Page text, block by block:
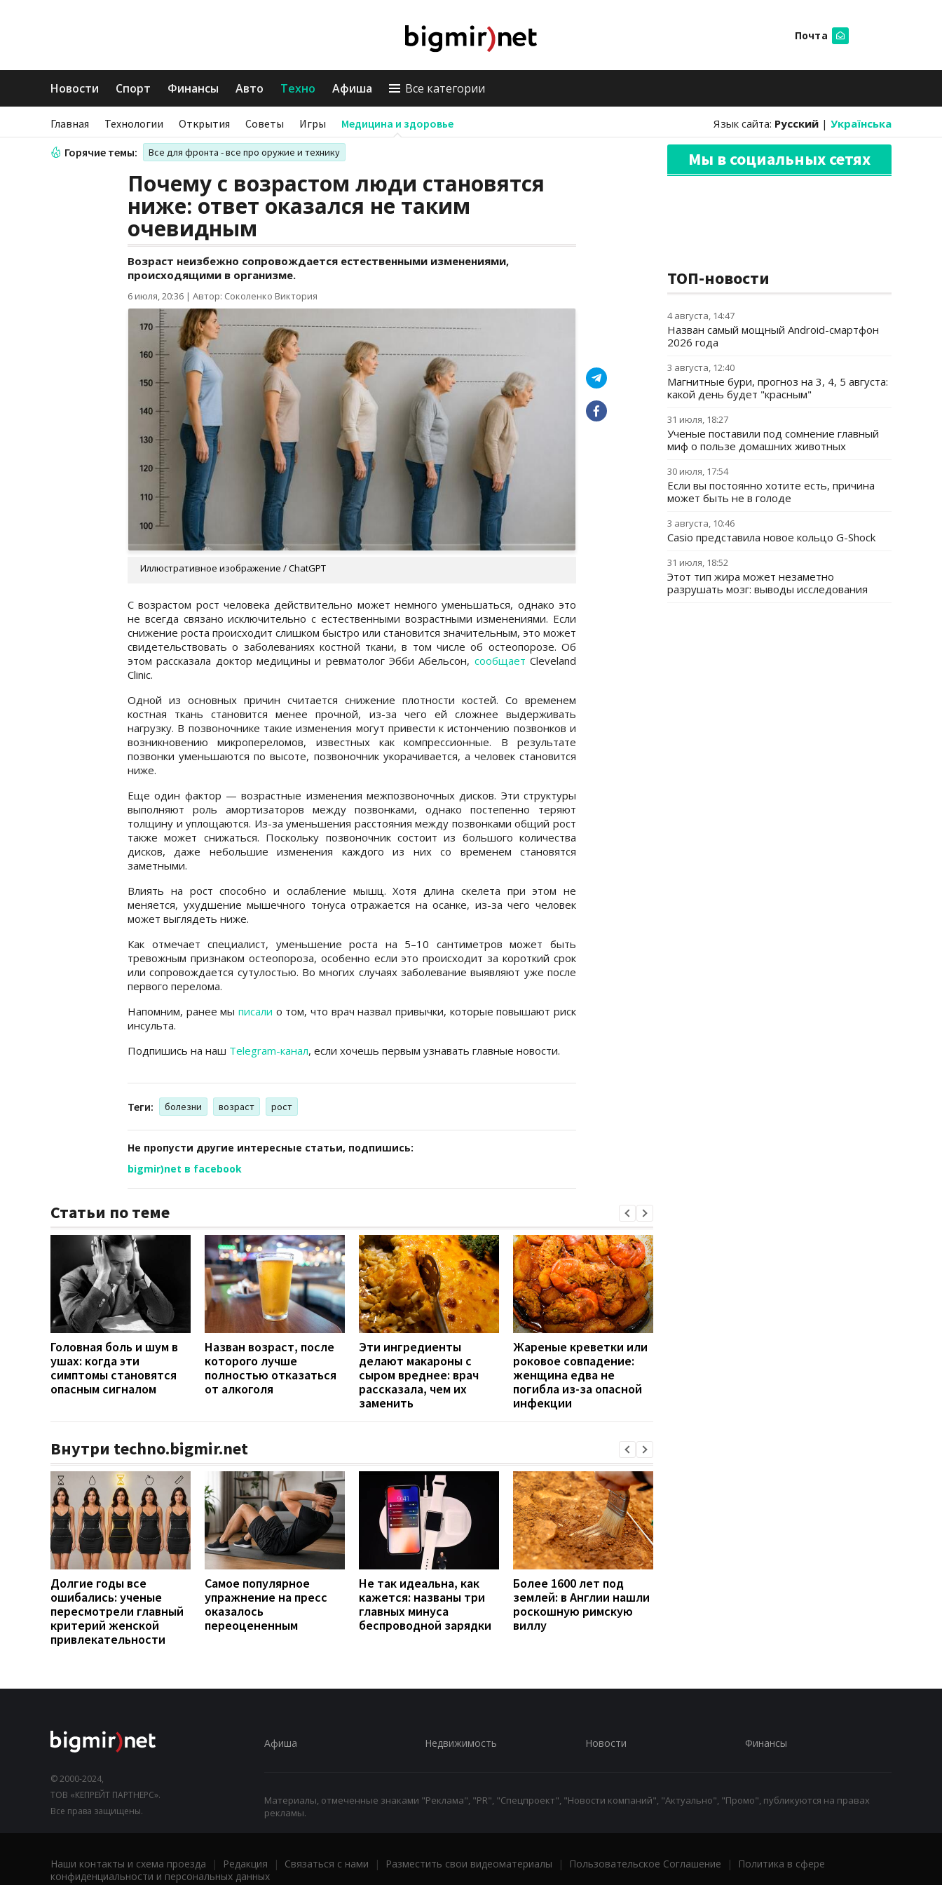
Почта
Новости Спорт Финансы Авто Техно Афиша Все категории
Главная Технологии Открытия Советы Игры Медицина и здоровье Язык сайта: Русский | Українська
Горячие темы: Все для фронта - все про оружие и технику
Почему с возрастом люди становятся
ниже: ответ оказался не таким
очевидным
Возраст неизбежно сопровождается естественными изменениями,
происходящими в организме.
6 июля, 20:36 | Автор: Соколенко Виктория
Иллюстративное изображение / ChatGPT
С возрастом рост человека действительно может немного уменьшаться, однако это
не всегда связано исключительно с естественными возрастными изменениями. Если
снижение роста происходит слишком быстро или становится значительным, это может
свидетельствовать о заболеваниях костной ткани, в том числе об остеопорозе. Об
этом рассказала доктор медицины и ревматолог Эбби Абельсон, сообщает Cleveland
Clinic.
Одной из основных причин считается снижение плотности костей. Со временем
костная ткань становится менее прочной, из-за чего ей сложнее выдерживать
нагрузку. В позвоночнике такие изменения могут привести к истончению позвонков и
возникновению микропереломов, известных как компрессионные. В результате
позвонки уменьшаются по высоте, позвоночник укорачивается, а человек становится
ниже.
Еще один фактор — возрастные изменения межпозвоночных дисков. Эти структуры
выполняют роль амортизаторов между позвонками, однако постепенно теряют
толщину и уплощаются. Из-за уменьшения расстояния между позвонками общий рост
также может снижаться. Поскольку позвоночник состоит из большого количества
дисков, даже небольшие изменения каждого из них со временем становятся
заметными.
Влиять на рост способно и ослабление мышц. Хотя длина скелета при этом не
меняется, ухудшение мышечного тонуса отражается на осанке, из-за чего человек
может выглядеть ниже.
Как отмечает специалист, уменьшение роста на 5–10 сантиметров может быть
тревожным признаком остеопороза, особенно если это происходит за короткий срок
или сопровождается сутулостью. Во многих случаях заболевание выявляют уже после
первого перелома.
Напомним, ранее мы писали о том, что врач назвал привычки, которые повышают риск
инсульта.
Подпишись на наш Telegram-канал, если хочешь первым узнавать главные новости.
Теги: болезни возраст рост
Не пропусти другие интересные статьи, подпишись:
bigmir)net в facebook
Статьи по теме
Головная боль и шум в
ушах: когда эти
симптомы становятся
опасным сигналом
Назван возраст, после
которого лучше
полностью отказаться
от алкоголя
Эти ингредиенты
делают макароны с
сыром вреднее: врач
рассказала, чем их
заменить
Жареные креветки или
роковое совпадение:
женщина едва не
погибла из-за опасной
инфекции
Внутри techno.bigmir.net
Долгие годы все
ошибались: ученые
пересмотрели главный
критерий женской
привлекательности
Самое популярное
упражнение на пресс
оказалось
переоцененным
Не так идеальна, как
кажется: названы три
главных минуса
беспроводной зарядки
Более 1600 лет под
землей: в Англии нашли
роскошную римскую
виллу
Мы в социальных сетях
ТОП-новости
4 августа, 14:47
Назван самый мощный Android-смартфон
2026 года
3 августа, 12:40
Магнитные бури, прогноз на 3, 4, 5 августа:
какой день будет "красным"
31 июля, 18:27
Ученые поставили под сомнение главный
миф о пользе домашних животных
30 июля, 17:54
Если вы постоянно хотите есть, причина
может быть не в голоде
3 августа, 10:46
Casio представила новое кольцо G-Shock
31 июля, 18:52
Этот тип жира может незаметно
разрушать мозг: выводы исследования
© 2000-2024,
ТОВ «КЕПРЕЙТ ПАРТНЕРС».
Все права защищены.
Афиша Недвижимость Новости Финансы
Материалы, отмеченные знаками "Реклама", "PR", "Спецпроект", "Новости компаний", "Актуально", "Промо", публикуются на правах
рекламы.
Наши контакты и схема проезда | Редакция | Связаться с нами | Разместить свои видеоматериалы | Пользовательское Соглашение |
Политика в сфере
конфиденциальности и персональных данных